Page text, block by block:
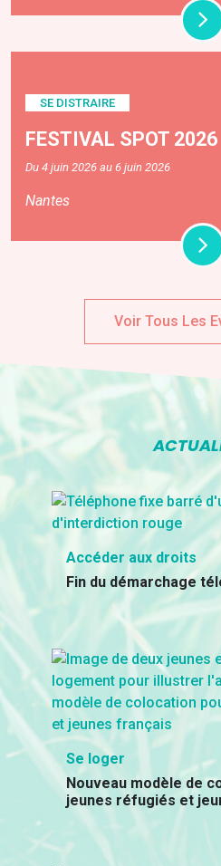
SE DISTRAIRE
FESTIVAL SPOT 2026
Du 4 juin 2026 au 6 juin 2026
Nantes
Voir Tous Les
Accéder aux droits
Fin du démarchage
Se loger
Nouveau modèle de
jeunes réfugiés et